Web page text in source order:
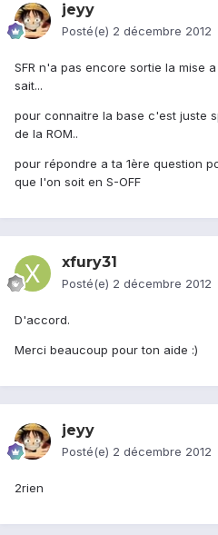
jeyy
Posté(e) 2 décembre 2012
SFR n'a pas encore sortie la mise
sait...
pour connaitre la base c'est juste
de la ROM..
pour répondre a ta 1ère question
que l'on soit en S-OFF
xfury31
Posté(e) 2 décembre 2012
D'accord.
Merci beaucoup pour ton aide :)
jeyy
Posté(e) 2 décembre 2012
2rien